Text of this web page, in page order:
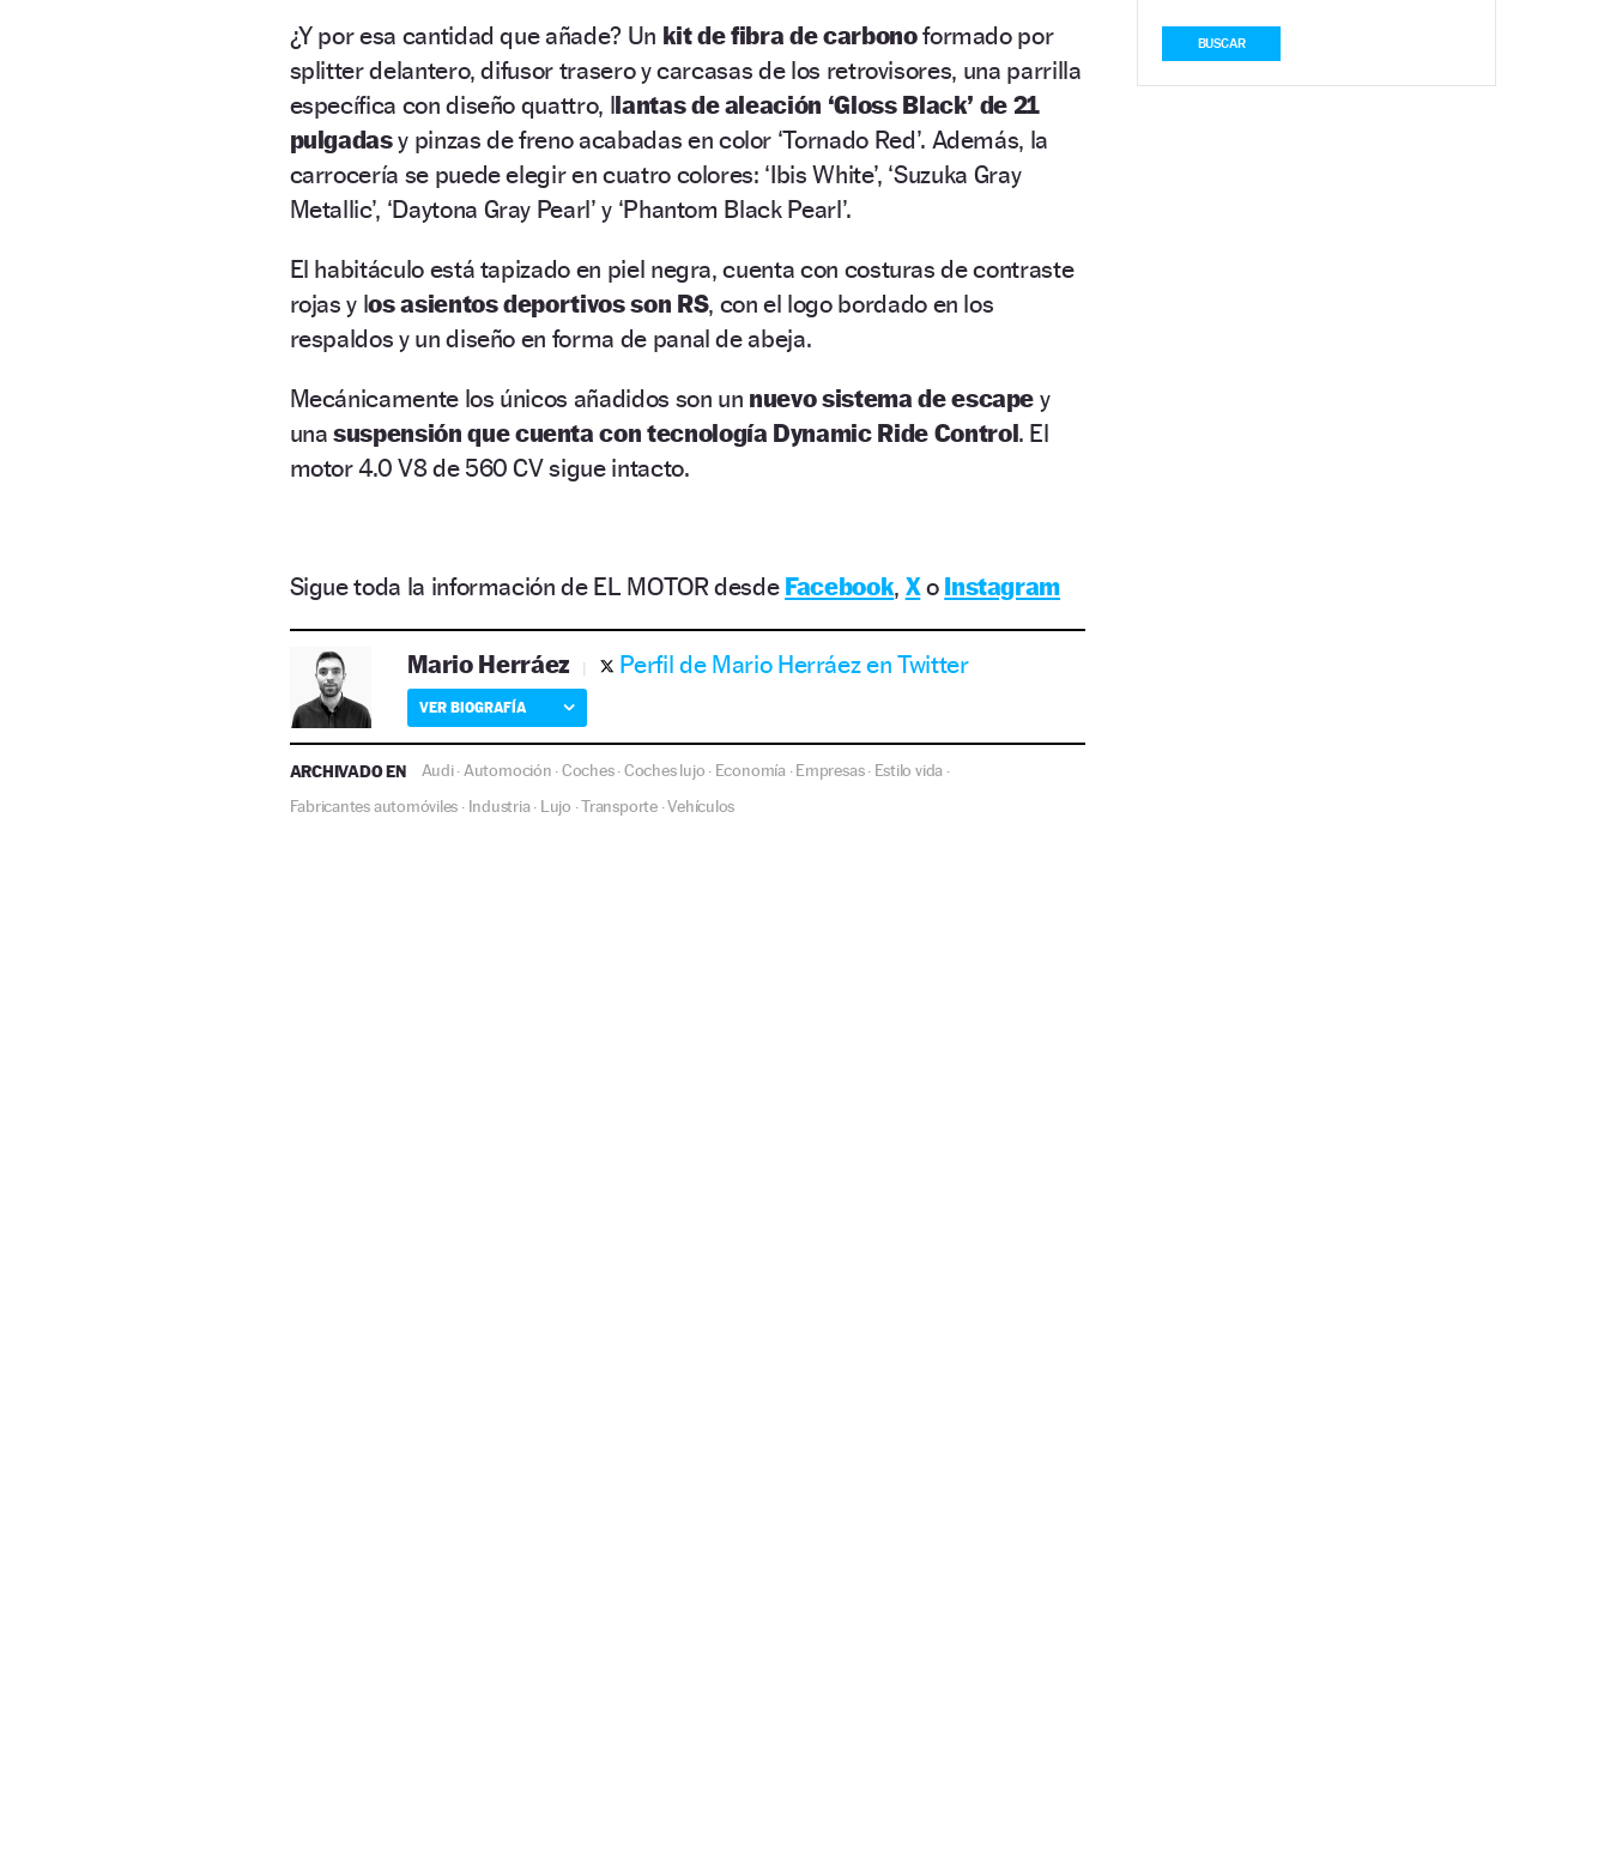
¿Y por esa cantidad que añade? Un kit de fibra de carbonoformado por
splitter delantero, difusor trasero y carcasas de los retrovisores, una parrilla
específica con diseño quattro, llantas de aleación ‘Gloss Black’ de 21
pulgadasy pinzas de freno acabadas en color ‘Tornado Red’. Además, la
carrocería se puede elegir en cuatro colores: ‘Ibis White’, ‘Suzuka Gray
Metallic’, ‘Daytona Gray Pearl’ y ‘Phantom Black Pearl’.
El habitáculo está tapizado en piel negra, cuenta con costuras de contraste
rojas y los asientos deportivos son RS, con el logo bordado en los
respaldos y un diseño en forma de panal de abeja.
Mecánicamente los únicos añadidos son un nuevo sistema de escape y
unasuspensión que cuenta con tecnología Dynamic Ride Control. El
motor 4.0 V8 de 560 CV sigue intacto.
Sigue toda la información de EL MOTOR desde Facebook, Xo Instagram
Mario Herráez Perfil de Mario Herráez en Twitter
VER BIOGRAFÍA
ARCHIVADO EN Audi· Automoción ·Coches·Coches lujo · Economía·Empresas· Estilo vida ·
Fabricantes automóviles · Industria· Lujo ·Transporte·Vehículos
BUSCAR